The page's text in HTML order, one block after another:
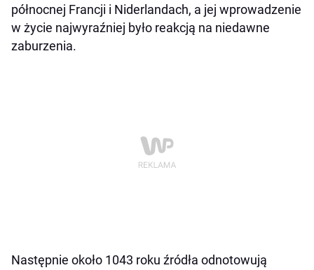
północnej Francji i Niderlandach, a jej wprowadzenie
w życie najwyraźniej było reakcją na niedawne
zaburzenia.
Następnie około 1043 roku źródła odnotowują